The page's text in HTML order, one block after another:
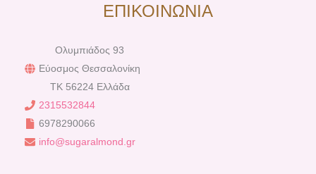
ΕΠΙΚΟΙΝΩΝΙΑ
Ολυμπιάδος 93
Εύοσμος Θεσσαλονίκη
TK 56224 Ελλάδα
2315532844
6978290066
info@sugaralmond.gr